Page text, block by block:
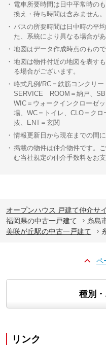
電車所要時間は日中平常時の
換え・待ち時間は含みません。
バスの所要時間は日中時の平
た、系統により異なる場合があ
地図はデータ作成時点のもの
地図は物件付近の地図を表す
る場合がございます。
略式凡例/RC＝鉄筋コンクリー
SERVICE ROOM＝納戸、SB
WIC＝ウォークインクローゼ
場、WC＝トイレ、CLO＝ク
抜、ENT＝玄関
情報更新日から現在までの間
掲載の物件は仲介物件です。
む当社規定の仲介手数料をお支
オープンハウス 戸建て仲介サ
福岡県の中古一戸建て
糸島
美咲が丘駅の中古一戸建て
ペ
種別
リンク